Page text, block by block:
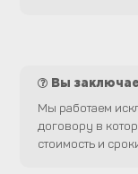
Вы
Мы работаем
договору в
стоимость и